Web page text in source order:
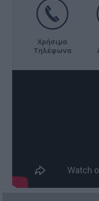
Χρήσιμα
Τηλέφωνα